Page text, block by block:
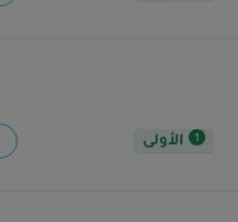
الأولى